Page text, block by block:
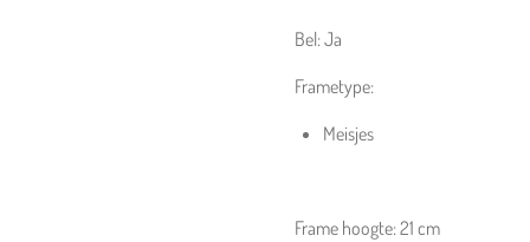
Bel:Ja
Frametype:
Meisjes
Frame hoogte:21 cm